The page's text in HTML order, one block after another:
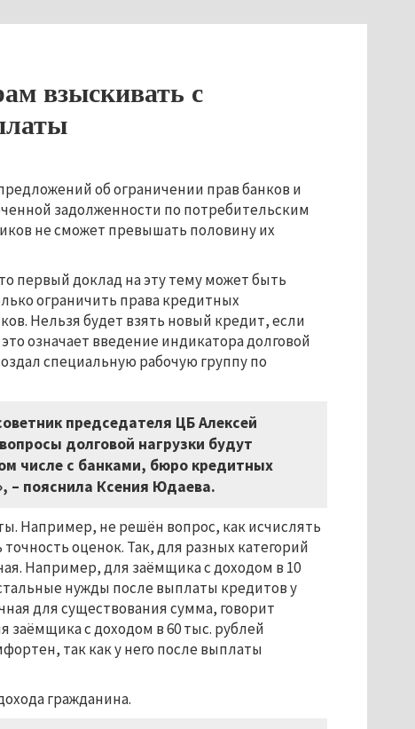
взыскивать с
об ограничении прав банков и
задолженности по потребительским
не сможет превышать половину их
первый доклад на эту тему может быть
ограничить права кредитных
Нельзя будет взять новый кредит, если
означает введение индикатора долговой
специальную рабочую группу по
председателя ЦБ Алексей
долговой нагрузки будут
числе с банками, бюро кредитных
– пояснила Ксения Юдаева.
Например, не решён вопрос, как исчислять
оценок. Так, для разных категорий
Например, для заёмщика с доходом в 10
нужды после выплаты кредитов у
для существования сумма, говорит
с доходом в 60 тыс. рублей
так как у него после выплаты
гражданина.